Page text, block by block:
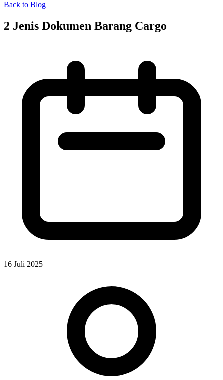
Back to Blog
2 Jenis Dokumen Barang Cargo
16 Juli 2025